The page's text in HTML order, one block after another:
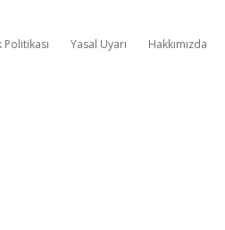
Politikası Yasal Uyarı Hakkımızda